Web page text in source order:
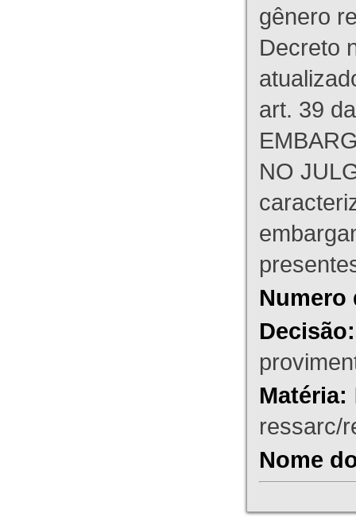
gênero
Decreto
art. 39
NO
Numero
Decisão:
Matéria:
ressarc/
Nome